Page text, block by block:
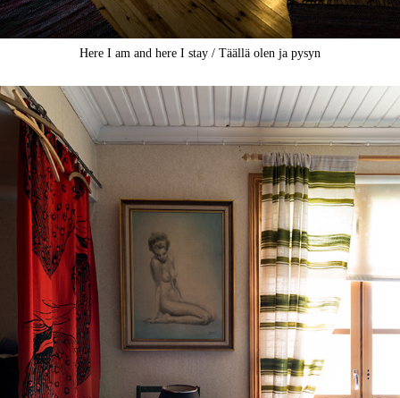
Here I am and here I stay / Täällä olen ja pysyn